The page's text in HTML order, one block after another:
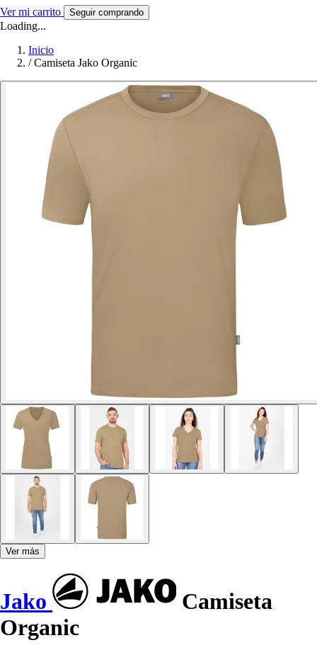
Ver mi carrito Seguir comprando
Loading...
Inicio
/ Camiseta Jako Organic
Ver más
Jako
Camiseta
Organic